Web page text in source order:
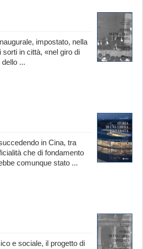
impostato, nella
in città, «nel giro di
...
in Cina, tra
che di fondamento
comunque stato ...
e sociale, il progetto di